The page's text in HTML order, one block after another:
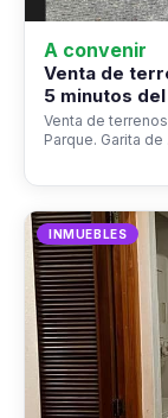
A convenir
Venta de
5 minutos
Venta de
Parque. Garita
INMUEBLES